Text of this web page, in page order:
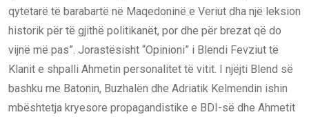
qytetarë të barabartë në Maqedoninë e Veriut dha një leksion
historik për të gjithë politikanët, por dhe për brezat që do
vijnë më pas”. Jorastësisht “Opinioni” i Blendi Fevziut të
Klanit e shpalli Ahmetin personalitet të vitit. I njëjti Blend së
bashku me Batonin, Buzhalën dhe Adriatik Kelmendin ishin
mbështetja kryesore propagandistike e BDI-së dhe Ahmetit